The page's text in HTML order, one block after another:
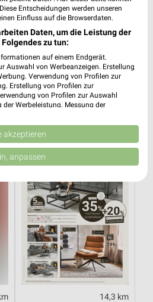
0,2 km
Angebote ab 03.08.
Gültig bis Sa. 08.08.
14,3 km
Entscheidungen werden unseren
Einfluss auf die Browserdaten.
Daten, um die Leistung der
zu tun:
auf einem Endgerät.
Auswahl von Werbeanzeigen. Erstellung
Verwendung von Profilen zur
Erstellung von Profilen zur
von Profilen zur Auswahl
Werbeleistung. Messung der
Quellen. Entwicklung und
reduzierter Daten zur Auswahl
Union weitergegeben und in die
Anbieter)
Zwecke:
auf Informationen
zur Auswahl von
akzeptieren
anpassen